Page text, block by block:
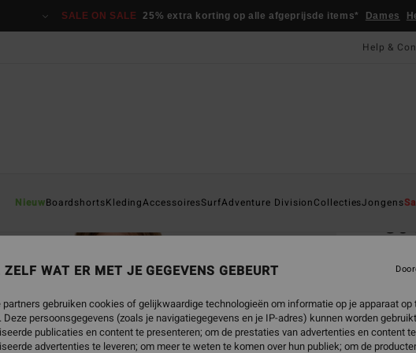
SALE ON SALE 25% extra korting op alle afgeprijsde items* Dames
Help &
NieuwBoardshortsKledingAccessoiresSurfAdventure DivisionCollectiesJongens
SALE
WAT ER MET JE GEGEVENS GEBEURT
partners gebruiken cookies of gelijkwaardige technologieën om informatie op je apparaat
Deze persoonsgegevens (zoals je navigatiegegevens en je IP-adres) kunnen worden
publicaties en content te presenteren; om de prestaties van advertenties en content
advertenties te leveren; om meer te weten te komen over hun publiek; om de